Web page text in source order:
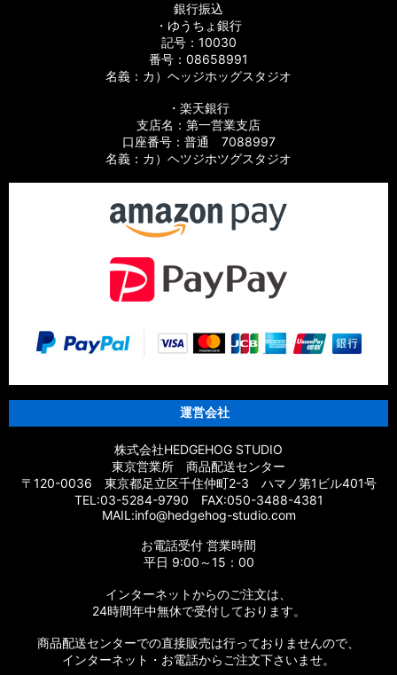
銀行振込
・ゆうちょ銀行
記号：10030
番号：08658991
名義：カ）ヘッジホッグスタジオ
・楽天銀行
支店名：第一営業支店
口座番号：普通 7088997
名義：カ）ヘツジホツグスタジオ
運営会社
株式会社HEDGEHOG STUDIO
東京営業所 商品配送センター
〒120-0036 東京都足立区千住仲町2-3 ハマノ第1ビル401号
TEL:03-5284-9790 FAX:050-3488-4381
MAIL:info@hedgehog-studio.com
お電話受付 営業時間
平日 9:00～15：00
インターネットからのご注文は、
24時間年中無休で受付しております。
商品配送センターでの直接販売は行っておりませんので、
インターネット・お電話からご注文下さいませ。